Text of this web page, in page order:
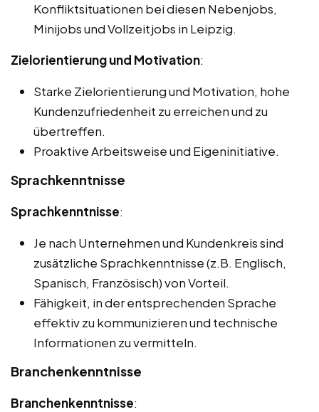
Konfliktsituationen bei diesen Nebenjobs,
Minijobs und Vollzeitjobs in Leipzig.
Zielorientierung und Motivation:
Starke Zielorientierung und Motivation, hohe
Kundenzufriedenheit zu erreichen und zu
übertreffen.
Proaktive Arbeitsweise und Eigeninitiative.
Sprachkenntnisse
Sprachkenntnisse:
Je nach Unternehmen und Kundenkreis sind
zusätzliche Sprachkenntnisse (z.B. Englisch,
Spanisch, Französisch) von Vorteil.
Fähigkeit, in der entsprechenden Sprache
effektiv zu kommunizieren und technische
Informationen zu vermitteln.
Branchenkenntnisse
Branchenkenntnisse: